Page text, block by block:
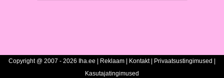
Copyright @ 2007 - 2026 Iha.ee | Reklaam Kontakt| Privaatsustingimused
Kasutajatingimused